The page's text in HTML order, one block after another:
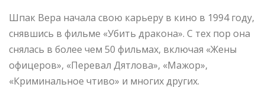
Шпак Вера начала свою карьеру в кино в 1994 году,
снявшись в фильме «Убить дракона». С тех пор она
снялась в более чем 50 фильмах, включая «Жены
офицеров», «Перевал Дятлова», «Мажор»,
«Криминальное чтиво» и многих других.